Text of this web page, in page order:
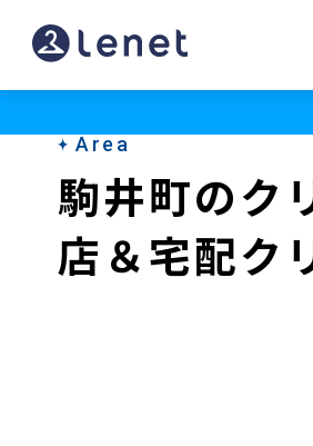
駒
井
Area
駒井町のク
店＆宅配ク